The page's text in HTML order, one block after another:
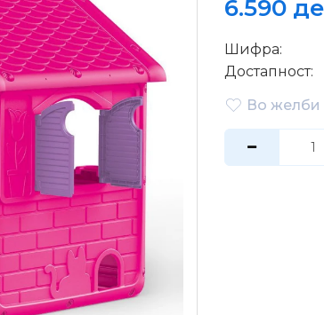
6.590
Шифра:
Достапност:
Во желби